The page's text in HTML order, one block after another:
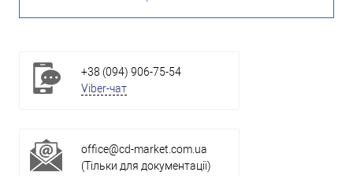
+38 (094) 906-75-54
Viber-чат
office@cd-market.com.ua
(Тільки для документації)